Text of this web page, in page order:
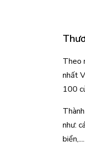
Theo
nhất
100
như: